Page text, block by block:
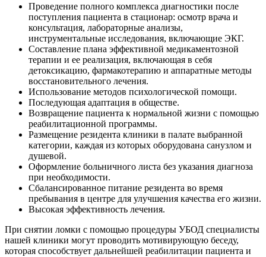
Проведение полного комплекса диагностики после
поступления пациента в стационар: осмотр врача и
консультация, лабораторные анализы,
инструментальные исследования, включающие ЭКГ.
Составление плана эффективной медикаментозной
терапии и ее реализация, включающая в себя
детоксикацию, фармакотерапию и аппаратные методы
восстановительного лечения.
Использование методов психологической помощи.
Последующая адаптация в обществе.
Возвращение пациента к нормальной жизни с помощью
реабилитационной программы.
Размещение резидента клиники в палате выбранной
категории, каждая из которых оборудована санузлом и
душевой.
Оформление больничного листа без указания диагноза
при необходимости.
Сбалансированное питание резидента во время
пребывания в центре для улучшения качества его жизни.
Высокая эффективность лечения.
При снятии ломки с помощью процедуры УБОД специалисты
нашей клиники могут проводить мотивирующую беседу,
которая способствует дальнейшей реабилитации пациента и